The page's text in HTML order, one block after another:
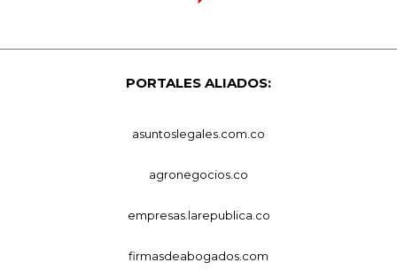
PORTALES ALIADOS:
asuntoslegales.com.co
agronegocios.co
empresas.larepublica.co
firmasdeabogados.com